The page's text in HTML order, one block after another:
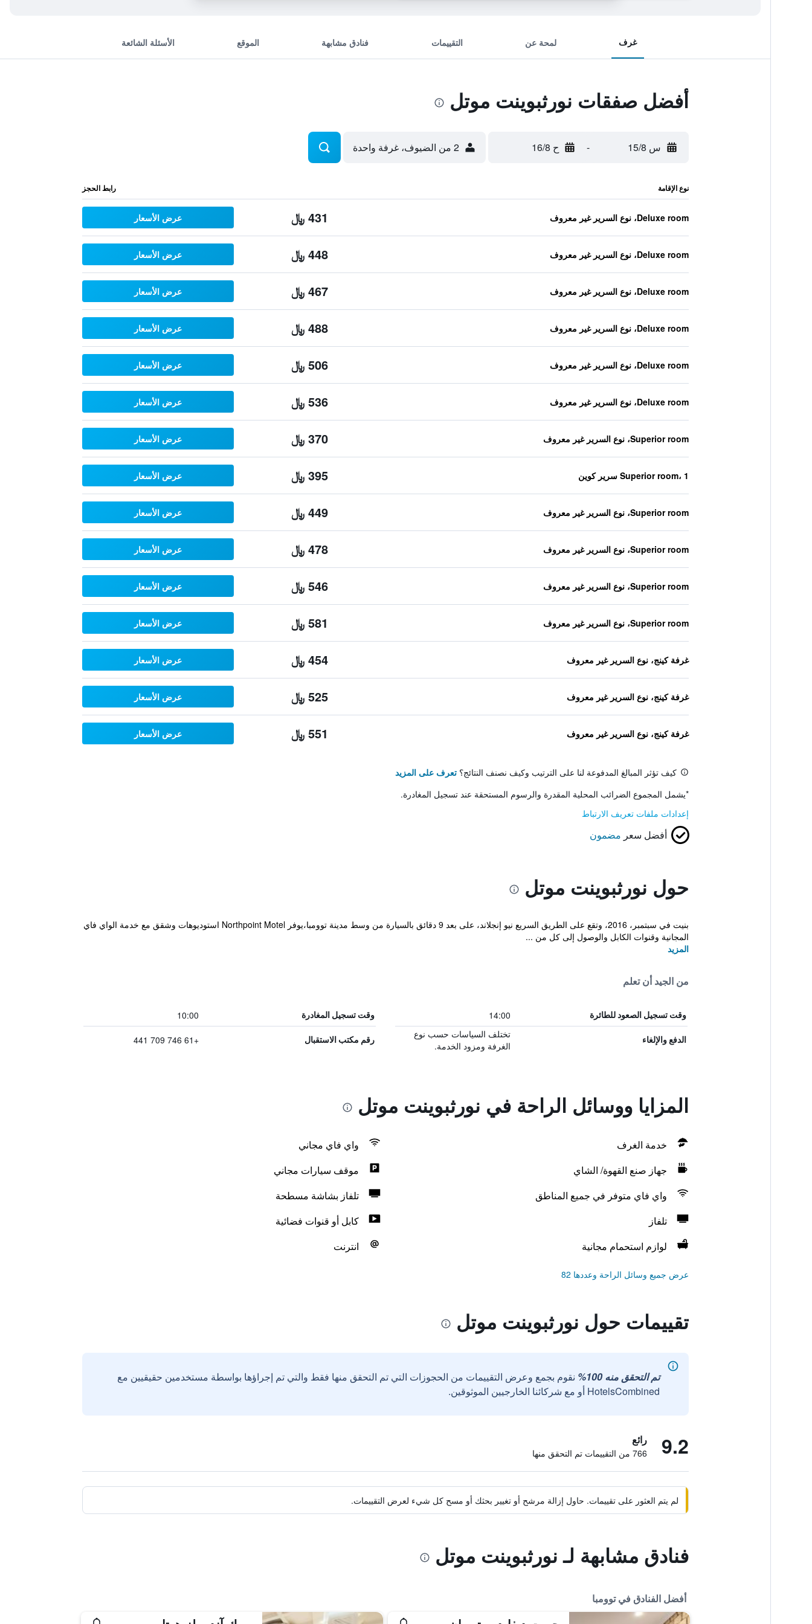
غرف لمحة عن التقييمات فنادق مشابهة الموقع الأسئلة الشائعة
أفضل صفقات نورثبوينت موتل
س 15/8 - ح 16/8 2 من الضيوف، غرفة واحدة
نوع الإقامة رابط الحجز
Deluxe room، نوع السرير غير معروف 431 ﷼ عرض الأسعار
Deluxe room، نوع السرير غير معروف 448 ﷼ عرض الأسعار
Deluxe room، نوع السرير غير معروف 467 ﷼ عرض الأسعار
Deluxe room، نوع السرير غير معروف 488 ﷼ عرض الأسعار
Deluxe room، نوع السرير غير معروف 506 ﷼ عرض الأسعار
Deluxe room، نوع السرير غير معروف 536 ﷼ عرض الأسعار
Superior room، نوع السرير غير معروف 370 ﷼ عرض الأسعار
Superior room، 1 سرير كوين 395 ﷼ عرض الأسعار
Superior room، نوع السرير غير معروف 449 ﷼ عرض الأسعار
Superior room، نوع السرير غير معروف 478 ﷼ عرض الأسعار
Superior room، نوع السرير غير معروف 546 ﷼ عرض الأسعار
Superior room، نوع السرير غير معروف 581 ﷼ عرض الأسعار
غرفة كينج، نوع السرير غير معروف 454 ﷼ عرض الأسعار
غرفة كينج، نوع السرير غير معروف 525 ﷼ عرض الأسعار
غرفة كينج، نوع السرير غير معروف 551 ﷼ عرض الأسعار
كيف تؤثر المبالغ المدفوعة لنا على الترتيب وكيف نصنف النتائج؟ تعرف على المزيد
*يشمل المجموع الضرائب المحلية المقدرة والرسوم المستحقة عند تسجيل المغادرة.
إعدادات ملفات تعريف الارتباط
أفضل سعر مضمون
حول نورثبوينت موتل
بنيت في سبتمبر، 2016، وتقع على الطريق السريع نيو إنجلاند، على بعد 9 دقائق بالسيارة من وسط مدينة توومبا،يوفر Northpoint Motel استوديوهات وشقق مع خدمة الواي فاي
المجانية وقنوات الكابل والوصول إلى كل من ...
المزيد
من الجيد أن تعلم
وقت تسجيل الصعود للطائرة 14:00 وقت تسجيل المغادرة 10:00
الدفع والإلغاء
تختلف السياسات حسب نوع
الغرفة ومزود الخدمة.
رقم مكتب الاستقبال +61 746 709 441
المزايا ووسائل الراحة في نورثبوينت موتل
خدمة الغرف
واي فاي مجاني
جهاز صنع القهوة/ الشاي
موقف سيارات مجاني
واي فاي متوفر في جميع المناطق
تلفاز بشاشة مسطحة
تلفاز
كابل أو قنوات فضائية
لوازم استحمام مجانية
انترنت
عرض جميع وسائل الراحة وعددها 82
تقييمات حول نورثبوينت موتل
تم التحقق منه 100%
نقوم بجمع وعرض التقييمات من الحجوزات التي تم التحقق منها فقط والتي تم إجراؤها بواسطة مستخدمين حقيقيين مع
HotelsCombined أو مع شركائنا الخارجيين الموثوقين.
9.2 رائع
766 من التقييمات تم التحقق منها
لم يتم العثور على تقييمات. حاول إزالة مرشح أو تغيير بحثك أو مسح كل شيء لعرض التقييمات.
فنادق مشابهة لـ نورثبوينت موتل
أفضل الفنادق في توومبا